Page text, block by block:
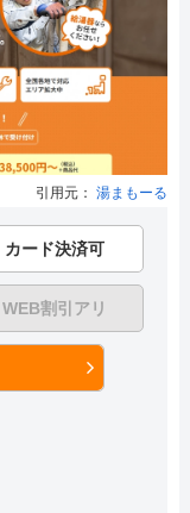
引用元： 湯まもーる
カード決済可
WEB割引アリ